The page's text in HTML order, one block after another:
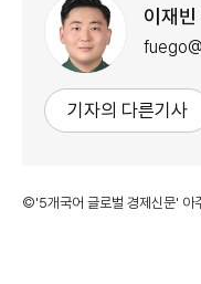
이재
기자의 다른기사
©'5개국어 글로벌 경제신문' 아